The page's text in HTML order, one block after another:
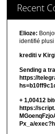
Recent
Elioze:
identifié plusi
krediti v
Sending a
https://
+ 1,00412
https://
Px_a/